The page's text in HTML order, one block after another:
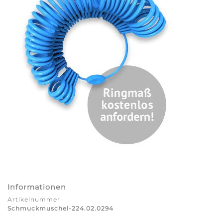
Informationen
Artikelnummer
Schmuckmuschel-224.02.0294